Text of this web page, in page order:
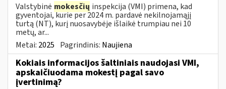
Valstybinė mokesčių inspekcija (VMI) primena, kad
gyventojai, kurie per 2024 m. pardavė nekilnojamąjį
turtą (NT), kurį nuosavybėje išlaikė trumpiau nei 10
metų, ar...
Metai: 2025 Pagrindinis: Naujiena
Kokiais informacijos šaltiniais naudojasi VMI,
apskaičiuodama mokestį pagal savo
įvertinimą?